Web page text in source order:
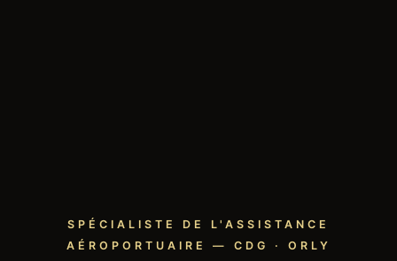
SPÉCIALISTE DE L'ASSISTANCE
AÉROPORTUAIRE — CDG · ORLY